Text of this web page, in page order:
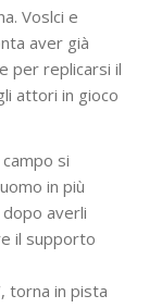
Voslci e
aver già
per replicarsi il
attori in gioco
si
in più
averli
il supporto
torna in pista